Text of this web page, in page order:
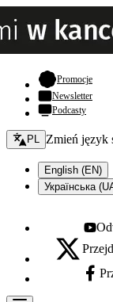
Promocje-
Newsletter
Podcasty
Zmień język -
PL Zmień język
English (EN)
Українська
X - otwiera